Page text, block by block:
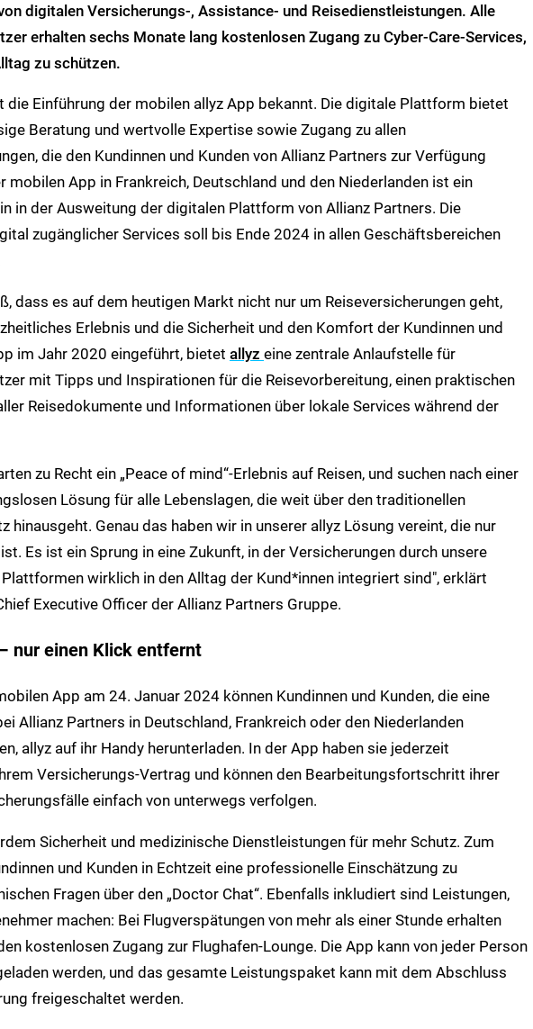
digitalen Versicherungs-, Assistance- und Reisedienstleistungen. Alle
erhalten sechs Monate lang kostenlosen Zugang zu Cyber-Care-Services,
zu schützen.
die Einführung der mobilen allyz App bekannt. Die digitale Plattform bietet
Beratung und wertvolle Expertise sowie Zugang zu allen
die den Kundinnen und Kunden von Allianz Partners zur Verfügung
mobilen App in Frankreich, Deutschland und den Niederlanden ist ein
in der Ausweitung der digitalen Plattform von Allianz Partners. Die
zugänglicher Services soll bis Ende 2024 in allen Geschäftsbereichen
dass es auf dem heutigen Markt nicht nur um Reiseversicherungen geht,
Erlebnis und die Sicherheit und den Komfort der Kundinnen und
im Jahr 2020 eingeführt, bietet allyz eine zentrale Anlaufstelle für
mit Tipps und Inspirationen für die Reisevorbereitung, einen praktischen
Reisedokumente und Informationen über lokale Services während der
zu Recht ein „Peace of mind“-Erlebnis auf Reisen, und suchen nach einer
Lösung für alle Lebenslagen, die weit über den traditionellen
hinausgeht. Genau das haben wir in unserer allyz Lösung vereint, die nur
Es ist ein Sprung in eine Zukunft, in der Versicherungen durch unsere
wirklich in den Alltag der Kund*innen integriert sind", erklärt
Executive Officer der Allianz Partners Gruppe.
nur einen Klick entfernt
App am 24. Januar 2024 können Kundinnen und Kunden, die eine
Allianz Partners in Deutschland, Frankreich oder den Niederlanden
allyz auf ihr Handy herunterladen. In der App haben sie jederzeit
Versicherungs-Vertrag und können den Bearbeitungsfortschritt ihrer
einfach von unterwegs verfolgen.
Sicherheit und medizinische Dienstleistungen für mehr Schutz. Zum
und Kunden in Echtzeit eine professionelle Einschätzung zu
Fragen über den „Doctor Chat“. Ebenfalls inkludiert sind Leistungen,
machen: Bei Flugverspätungen von mehr als einer Stunde erhalten
kostenlosen Zugang zur Flughafen-Lounge. Die App kann von jeder Person
werden, und das gesamte Leistungspaket kann mit dem Abschluss
freigeschaltet werden.